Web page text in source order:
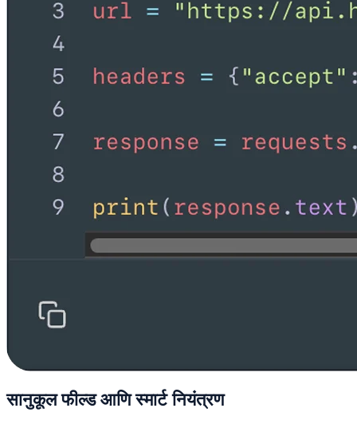
सानुकूल फील्ड आणि स्मार्ट नियंत्रण